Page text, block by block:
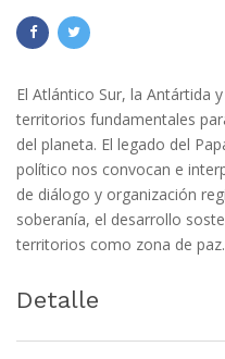
El Atlántico Sur, la Antártida
territorios fundamentales
del planeta. El legado del
político nos convocan e
de diálogo y organización
soberanía, el desarrollo
territorios como zona de paz.
Detalle